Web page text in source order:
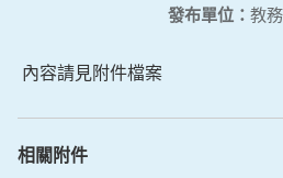
發布單位： 教
內容請見附件檔案
相關附件